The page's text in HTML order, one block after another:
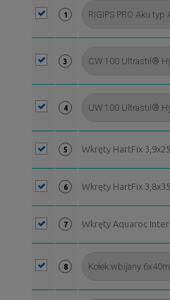
1
3
4
5 Wkręty HartFix
6 Wkręty HartFix
7 Wkręty Aquaroc
8